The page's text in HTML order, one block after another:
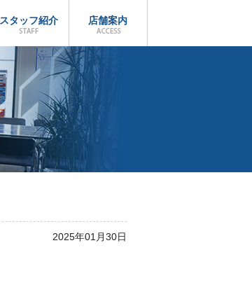
スタッフ紹介 店舗案内
2025年01月30日